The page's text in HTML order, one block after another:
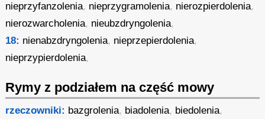
nieprzyfanzolenia, nieprzygramolenia, nierozpierdolenia,
nierozwarcholenia, nieubzdryngolenia,
18: nienabzdryngolenia, nieprzepierdolenia,
nieprzypierdolenia,
Rymy z podziałem na część mowy
rzeczowniki: bazgrolenia, biadolenia, biedolenia,